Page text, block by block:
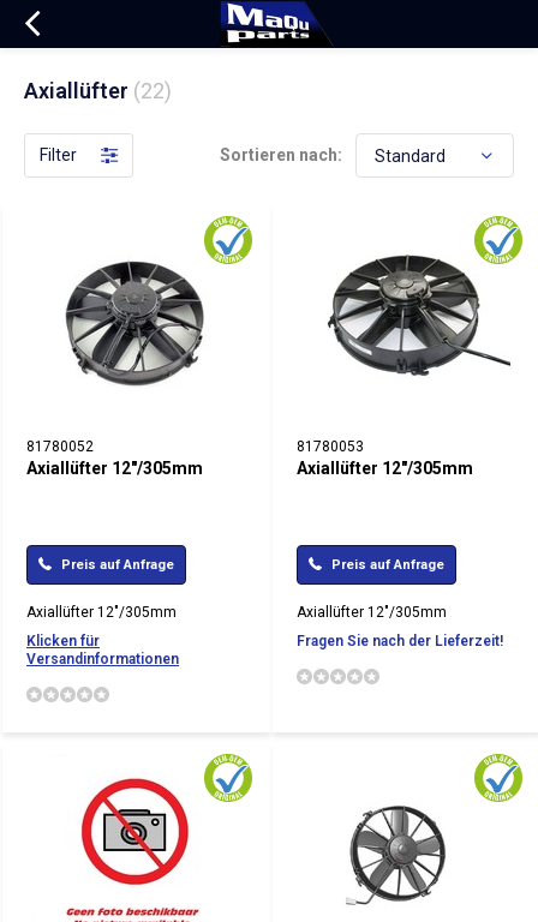
Axiallüfter (22)
Filter Sortieren nach:
81780052
Axiallüfter 12"/305mm
Preis auf Anfrage
Axiallüfter 12"/305mm
Klicken für
Versandinformationen
81780053
Axiallüfter 12"/305mm
Preis auf Anfrage
Axiallüfter 12"/305mm
Fragen Sie nach der Lieferzeit!